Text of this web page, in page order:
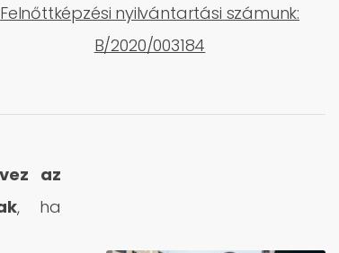
Felnőttképzési nyilvántartási számunk:
B/2020/003184
az
, ha